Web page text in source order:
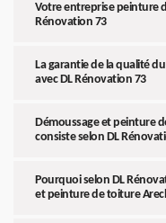
Votre entreprise peinture
Rénovation 73
La garantie de la qualité
avec DL Rénovation 73
Démoussage et peinture
consiste selon DL
Pourquoi selon DL
et peinture de toiture